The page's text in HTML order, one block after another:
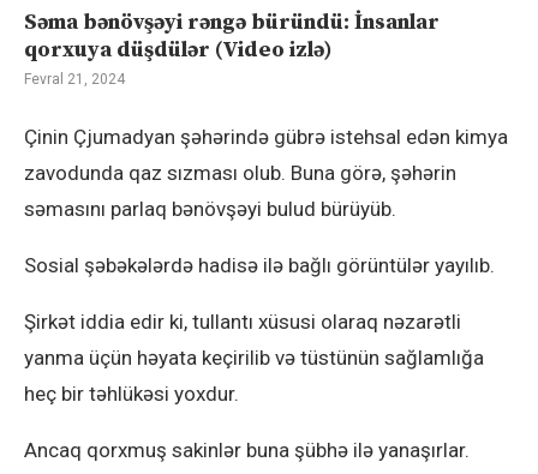
Səma bənövşəyi rəngə büründü: İnsanlar
qorxuya düşdülər (Video izlə)
Fevral 21, 2024
Çinin Çjumadyan şəhərində gübrə istehsal edən kimya
zavodunda qaz sızması olub. Buna görə, şəhərin
səmasını parlaq bənövşəyi bulud bürüyüb.
Sosial şəbəkələrdə hadisə ilə bağlı görüntülər yayılıb.
Şirkət iddia edir ki, tullantı xüsusi olaraq nəzarətli
yanma üçün həyata keçirilib və tüstünün sağlamlığa
heç bir təhlükəsi yoxdur.
Ancaq qorxmuş sakinlər buna şübhə ilə yanaşırlar.